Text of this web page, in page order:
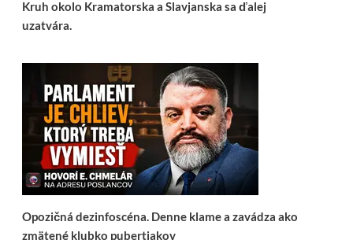
Kruh okolo Kramatorska a Slavjanska sa ďalej
uzatvára.
Opozičná dezinfoscéna. Denne klame a zavádza ako
zmätené klubko pubertiakov